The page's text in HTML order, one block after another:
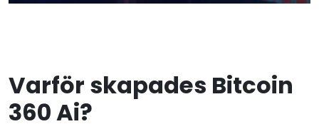
Varför skapades Bitcoin
360 Ai?